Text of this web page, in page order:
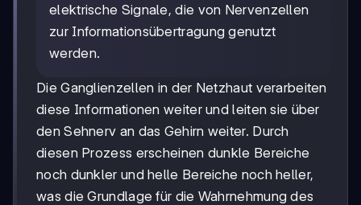
elektrische Signale, die von Nervenzellen
zur Informationsübertragung genutzt
werden.
Die Ganglienzellen in der Netzhaut verarbeiten
diese Informationen weiter und leiten sie über
den Sehnerv an das Gehirn weiter. Durch
diesen Prozess erscheinen dunkle Bereiche
noch dunkler und helle Bereiche noch heller,
was die Grundlage für die Wahrnehmung des